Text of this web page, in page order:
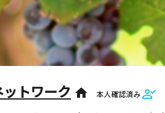
ットワーク home 本人確認済み